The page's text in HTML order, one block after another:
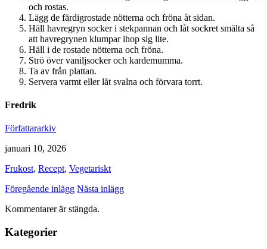
och rostas.
Lägg de färdigrostade nötterna och fröna åt sidan.
Häll havregryn socker i stekpannan och låt sockret smälta så
att havregrynen klumpar ihop sig lite.
Häll i de rostade nötterna och fröna.
Strö över vaniljsocker och kardemumma.
Ta av från plattan.
Servera varmt eller låt svalna och förvara torrt.
Fredrik
Författararkiv
januari 10, 2026
Frukost, Recept, Vegetariskt
Föregående inlägg Nästa inlägg
Kommentarer är stängda.
Kategorier